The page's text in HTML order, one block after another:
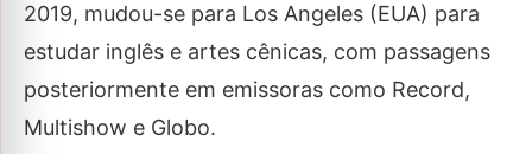
2019, mudou-se para Los Angeles (EUA) para
estudar inglês e artes cênicas, com passagens
posteriormente em emissoras como Record,
Multishow e Globo.